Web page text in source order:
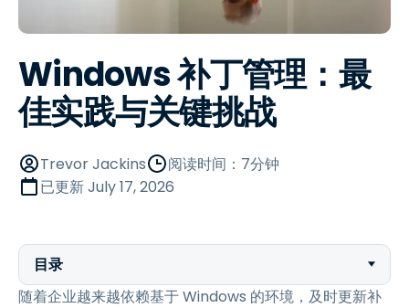
Windows 补丁管理：最
佳实践与关键挑战
Trevor Jackins
阅读时间：7分钟
已更新July 17, 2026
目录
随着企业越来越依赖基于 Windows 的环境，及时更新补